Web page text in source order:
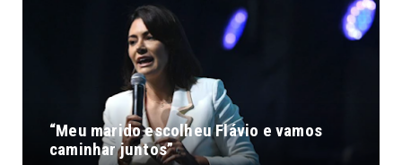
“Meu marido escolheu Flávio e vamos
caminhar juntos”